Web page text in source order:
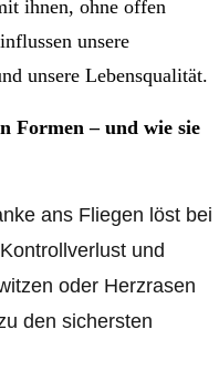
ihnen, ohne offen
unsere
unsere Lebensqualität.
Formen – und wie sie
ans Fliegen löst bei
und
oder Herzrasen
den sichersten